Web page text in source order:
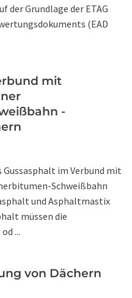
der Grundlage der ETAG
(EAD
mit
-
Gussasphalt im Verbund mit
Schweißbahn
und Asphaltmastix
müssen die
...
von Dächern